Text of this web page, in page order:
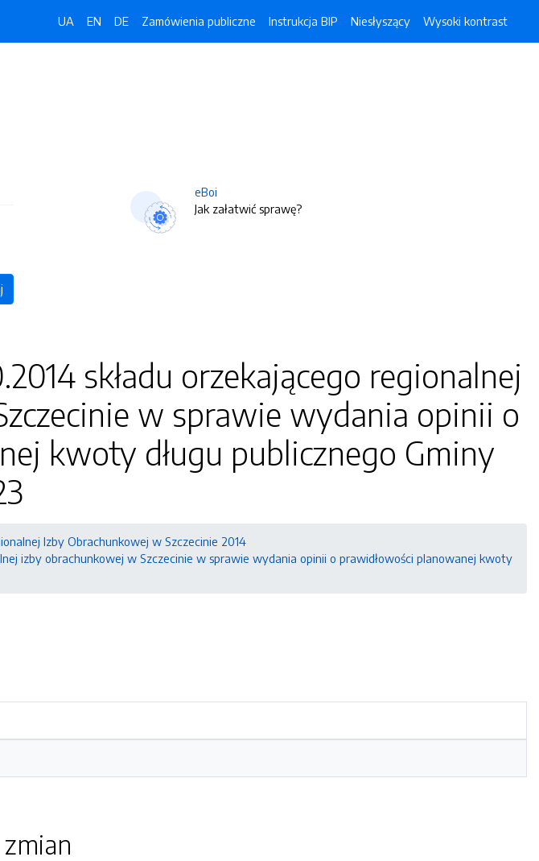
UA EN DE Zamówienia publiczne Instrukcja BIP Niesłyszący Wysoki kontrast
eBoi
Jak załatwić sprawę?
składu orzekającego regionalnej
w sprawie wydania opinii o
kwoty długu publicznego Gminy
Izby Obrachunkowej w Szczecinie 2014
izby obrachunkowej w Szczecinie w sprawie wydania opinii o prawidłowości planowanej kwoty